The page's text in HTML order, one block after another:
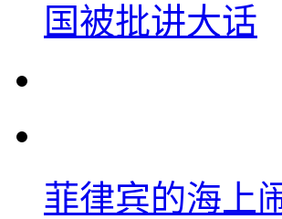
国被批讲大话
菲律宾的海上